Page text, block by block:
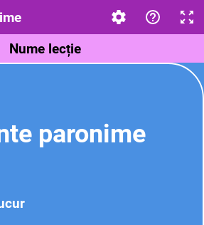
Nume lecție
paronime